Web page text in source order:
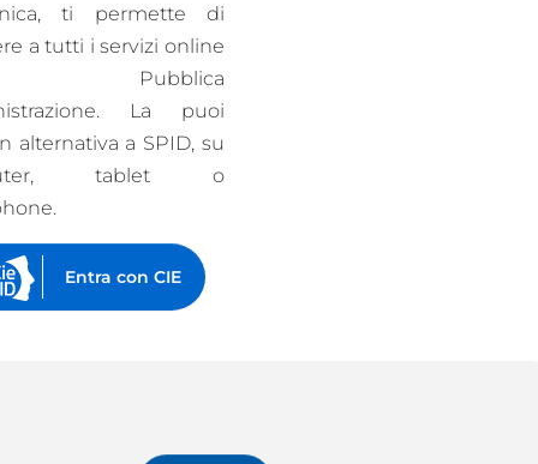
ti permette di
a tutti i servizi online
Pubblica
La puoi
alternativa a SPID, su
tablet o
Entra con CIE